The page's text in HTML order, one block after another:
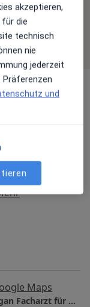
sich
Rhein,
Suche.
Maps
Privatpraxis für Orthopädie Sadik Dogan Facharzt für Orthopädie und Unfallchirurgie
akzeptieren,
für die
technisch
nie
jederzeit
Präferenzen
und